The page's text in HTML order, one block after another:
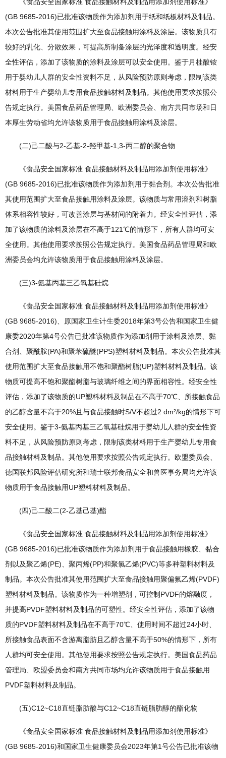
(GB 9685-2016)已批准该物质作为添加剂用于纸和纸板材料及制品。
本次公告批准其使用范围扩大至食品接触用涂料及涂层。该物质具有
较好的乳化、分散效果，可提高所制备涂层的光泽度和透明度。经安
全性评估，添加了该物质的涂料及涂层可以安全使用。鉴于月桂酸铵
用于婴幼儿人群的安全性资料不足，从风险预防原则考虑，限制该类
材料用于生产婴幼儿专用食品接触材料及制品。其他使用要求按照公
告规定执行。美国食品药品管理局、欧洲委员会、南方共同市场和日
本厚生劳动省均允许该物质用于食品接触用涂料及涂层。
(二)己二酸与2-乙基-2-羟甲基-1,3-丙二醇的聚合物
《食品安全国家标准 食品接触材料及制品用添加剂使用标准》
(GB 9685-2016)已批准该物质作为添加剂用于黏合剂。本次公告批准
其使用范围扩大至食品接触用涂料及涂层。该物质与常用溶剂和树脂
体系相容性较好，可改善涂层与基材间的附着力。经安全性评估，添
加了该物质的涂料及涂层在不高于121℃的情形下，所有人群均可安
全使用。其他使用要求按照公告规定执行。美国食品药品管理局和欧
洲委员会均允许该物质用于食品接触用涂料及涂层。
(三)3-氨基丙基三乙氧基硅烷
《食品安全国家标准 食品接触材料及制品用添加剂使用标准》
(GB 9685-2016)、原国家卫生计生委2018年第3号公告和国家卫生健
康委2020年第4号公告已批准该物质作为添加剂用于涂料及涂层、黏
合剂、聚酰胺(PA)和聚苯硫醚(PPS)塑料材料及制品。本次公告批准其
使用范围扩大至食品接触用不饱和聚酯树脂(UP)塑料材料及制品。该
物质可提高不饱和聚酯树脂与玻璃纤维之间的界面相容性。经安全性
评估，添加了该物质的UP塑料材料及制品在不高于70℃、所接触食品
的乙醇含量不高于20%且与食品接触时S/V不超过2 dm²/kg的情形下可
安全使用。鉴于3-氨基丙基三乙氧基硅烷用于婴幼儿人群的安全性资
料不足，从风险预防原则考虑，限制该类材料用于生产婴幼儿专用食
品接触材料及制品。其他使用要求按照公告规定执行。欧盟委员会、
德国联邦风险评估研究所和瑞士联邦食品安全和兽医事务局均允许该
物质用于食品接触用UP塑料材料及制品。
(四)己二酸二(2-乙基己基)酯
《食品安全国家标准 食品接触材料及制品用添加剂使用标准》
(GB 9685-2016)已批准该物质作为添加剂用于食品接触用橡胶、黏合
剂以及聚乙烯(PE)、聚丙烯(PP)和聚氯乙烯(PVC)等多种塑料材料及
制品。本次公告批准其使用范围扩大至食品接触用聚偏氟乙烯(PVDF)
塑料材料及制品。该物质作为一种增塑剂，可控制PVDF的熔融度，
并提高PVDF塑料材料及制品的可塑性。经安全性评估，添加了该物
质的PVDF塑料材料及制品在不高于70℃、使用时间不超过24小时、
所接触食品表面不含游离脂肪且乙醇含量不高于50%的情形下，所有
人群均可安全使用。其他使用要求按照公告规定执行。美国食品药品
管理局、欧盟委员会和南方共同市场均允许该物质用于食品接触用
PVDF塑料材料及制品。
(五)C12~C18直链脂肪酸与C12~C18直链脂肪醇的酯化物
《食品安全国家标准 食品接触材料及制品用添加剂使用标准》
(GB 9685-2016)和国家卫生健康委员会2023年第1号公告已批准该物